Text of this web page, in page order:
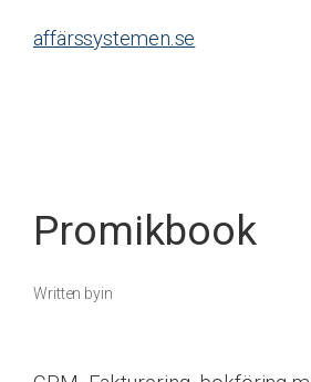
affärssystemen.se
Promikbook
Written byin